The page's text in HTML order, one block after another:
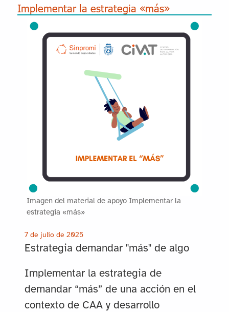
Implementar la estrategia «más»
Imagen del material de apoyo Implementar la
estrategia «más»
7 de julio de 2025
Estrategia demandar "más" de algo
Implementar la estrategia de
demandar “más” de una acción en el
contexto de CAA y desarrollo